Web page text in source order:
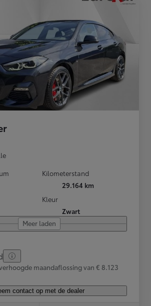
Kilometerstand
29.164 km
Kleur
Zwart
Meer laden
maandaflossing van € 8.123
contact op met de dealer